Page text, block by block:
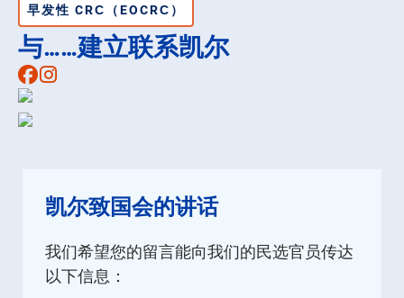
早发性 CRC（EOCRC）
与……建立联系凯尔
Facebook
Instagram
凯尔致国会的讲话
我们希望您的留言能向我们的民选官员传达
以下信息：